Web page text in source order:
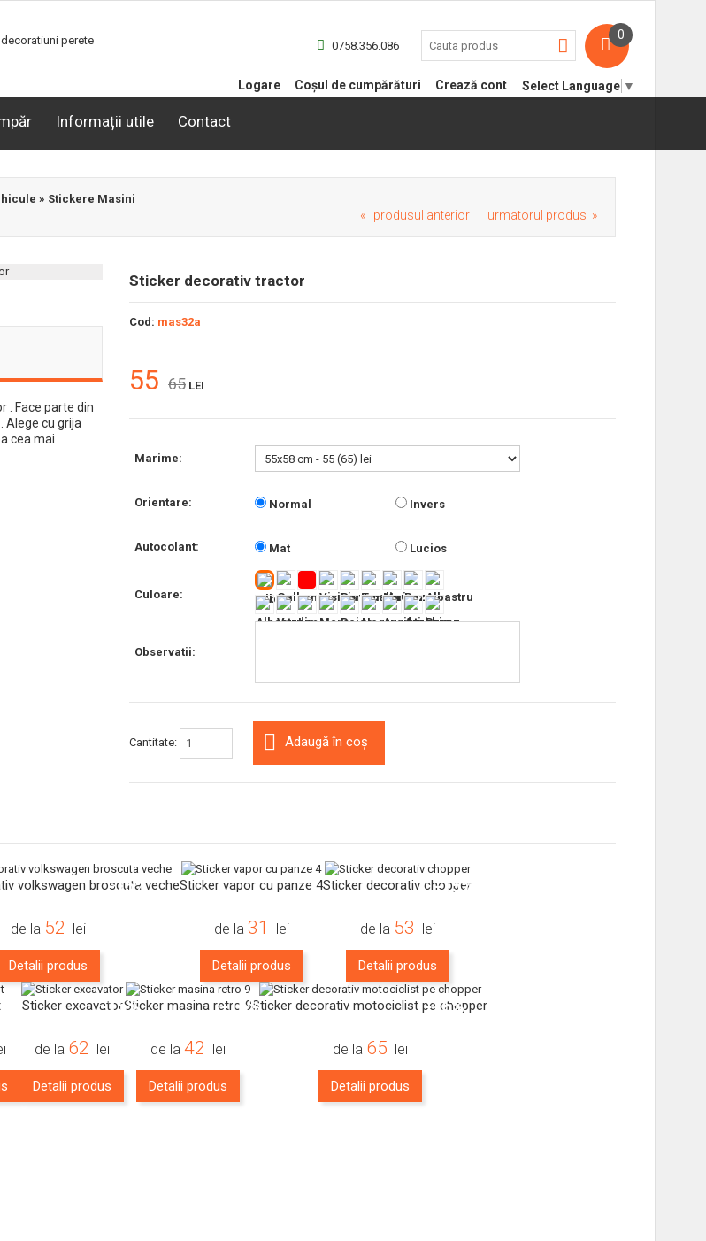
0
0758.356.086
Logare Coșul de cumpărături Crează cont Select Language ▼
Informații utile Contact
» Stickere Masini
« produsul anterior urmatorul produs »
. Face parte din
Alege cu grija
cea mai
Sticker decorativ tractor
Cod: mas32a
55 65LEI
Marime:
Orientare: Normal Invers
Autocolant: Mat Lucios
Culoare:
Observatii:
Cantitate: Adaugă în coș
-15%
volkswagen broscuta veche
de la 52 lei
Detalii produs
Sticker vapor cu panze 4
de la 31 lei
Detalii produs
-15%
Sticker decorativ chopper
de la 53 lei
Detalii produs
-15%
Sticker excavator
de la 62 lei
Detalii produs
-16%
Sticker masina retro 9
de la 42 lei
Detalii produs
-16%
Sticker decorativ motociclist pe chopper
de la 65 lei
Detalii produs